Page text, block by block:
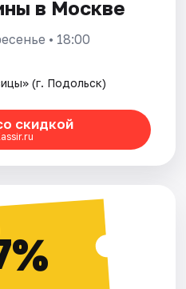
в Москве
• 18:00
(г. Подольск)
скидкой